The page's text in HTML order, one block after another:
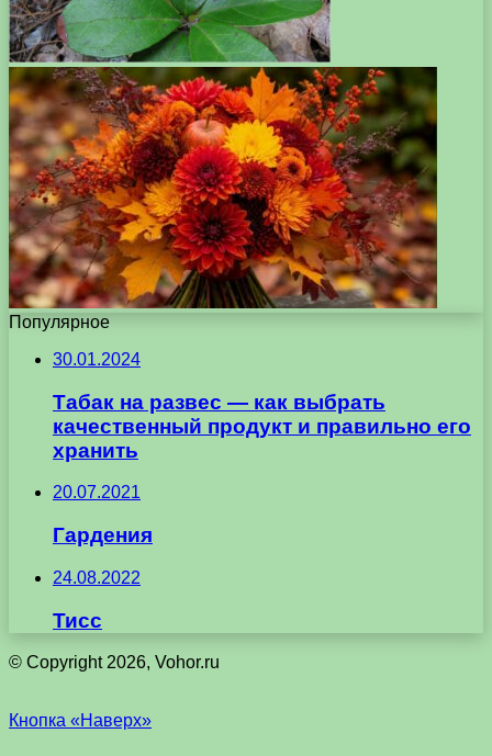
Популярное
30.01.2024
Табак на развес — как выбрать
качественный продукт и правильно его
хранить
20.07.2021
Гардения
24.08.2022
Тисс
© Copyright 2026, Vohor.ru
Кнопка «Наверх»